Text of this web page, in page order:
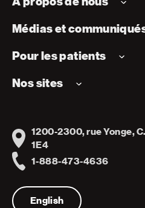
Médias et
Pour les patients
Nos sites
Address
1200-2300, rue Yonge,
1E4
1-888-473-4636
English